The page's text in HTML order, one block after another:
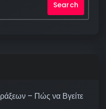
Search
– Πώς να Βγείτε